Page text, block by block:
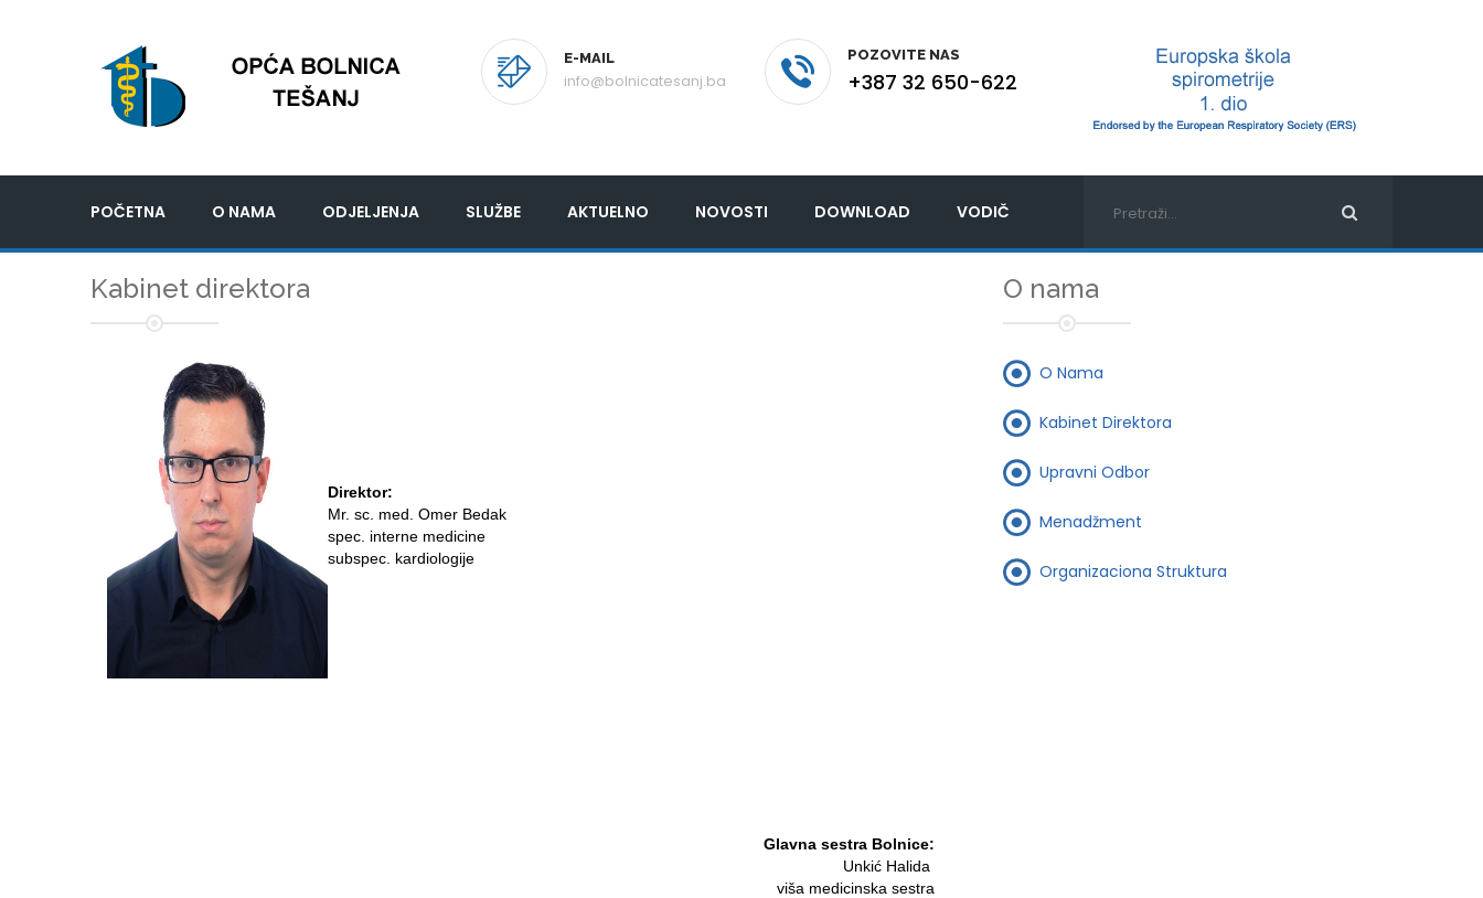
E-MAIL
info@bolnicatesanj.ba
POZOVITE NAS
+387 32 650-622
POČETNA O NAMA ODJELJENJA SLUŽBE AKTUELNO NOVOSTI DOWNLOAD VODIČ
Kabinet direktora
Direktor:
Mr. sc. med. Omer Bedak
spec. interne medicine
subspec. kardiologije
Glavna sestra Bolnice:
Unkić Halida
viša medicinska sestra
O nama
O Nama
Kabinet Direktora
Upravni Odbor
Menadžment
Organizaciona Struktura